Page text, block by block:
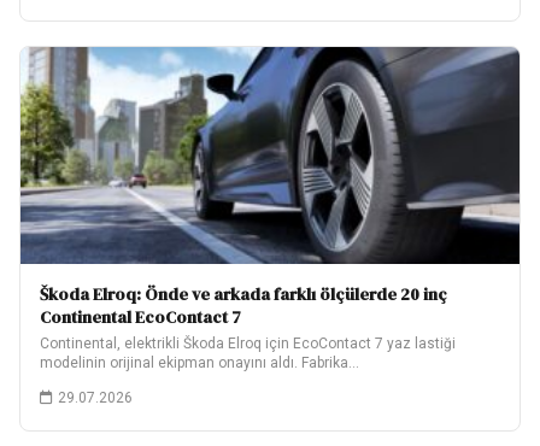
Škoda Elroq: Önde ve arkada farklı ölçülerde 20 inç
Continental EcoContact 7
Continental, elektrikli Škoda Elroq için EcoContact 7 yaz lastiği
modelinin orijinal ekipman onayını aldı. Fabrika…
29.07.2026